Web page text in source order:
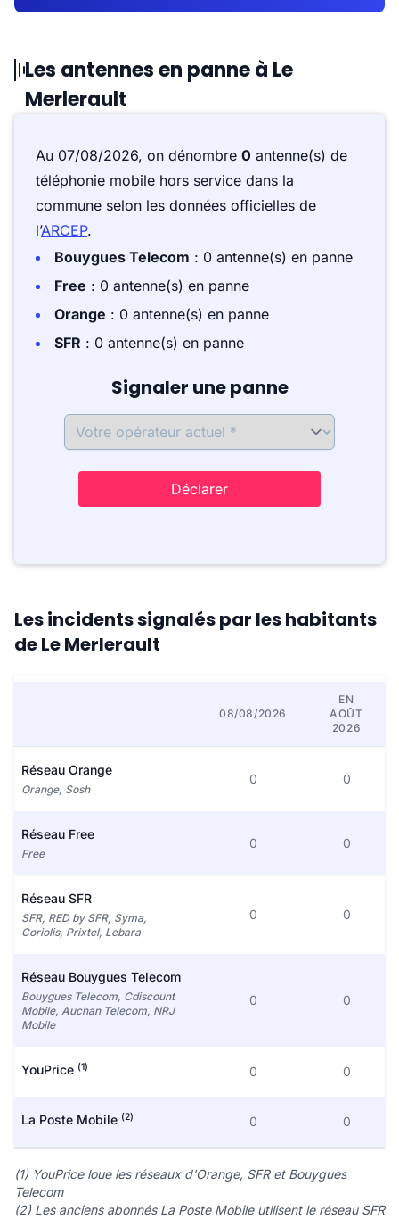
Les antennes en panne à Le
Merlerault
Au 07/08/2026, on dénombre 0 antenne(s) de
téléphonie mobile hors service dans la
commune selon les données officielles de
l’ARCEP.
Bouygues Telecom : 0 antenne(s) en panne
Free : 0 antenne(s) en panne
Orange : 0 antenne(s) en panne
SFR : 0 antenne(s) en panne
Signaler une panne
Déclarer
Les incidents signalés par les habitants
de Le Merlerault
08/08/2026
EN
AOÛT
2026
Réseau Orange
Orange, Sosh
0 0
Réseau Free
Free
0 0
Réseau SFR
SFR, RED by SFR, Syma,
Coriolis, Prixtel, Lebara
0 0
Réseau Bouygues Telecom
Bouygues Telecom, Cdiscount
Mobile, Auchan Telecom, NRJ
Mobile
0 0
YouPrice (1) 0 0
La Poste Mobile (2) 0 0
(1) YouPrice loue les réseaux d'Orange, SFR et Bouygues
Telecom
(2) Les anciens abonnés La Poste Mobile utilisent le réseau SFR